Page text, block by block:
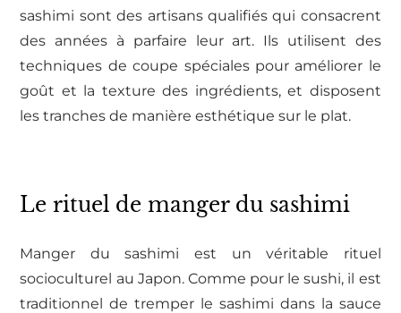
sashimi sont des artisans qualifiés qui consacrent
des années à parfaire leur art. Ils utilisent des
techniques de coupe spéciales pour améliorer le
goût et la texture des ingrédients, et disposent
les tranches de manière esthétique sur le plat.
Le rituel de manger du sashimi
Manger du sashimi est un véritable rituel
socioculturel au Japon. Comme pour le sushi, il est
traditionnel de tremper le sashimi dans la sauce